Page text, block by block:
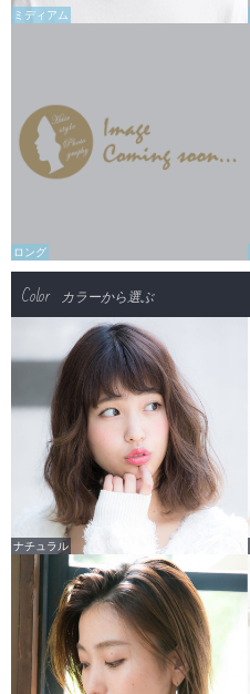
ミディアム
ロング
Color カラーから選ぶ
ナチュラル